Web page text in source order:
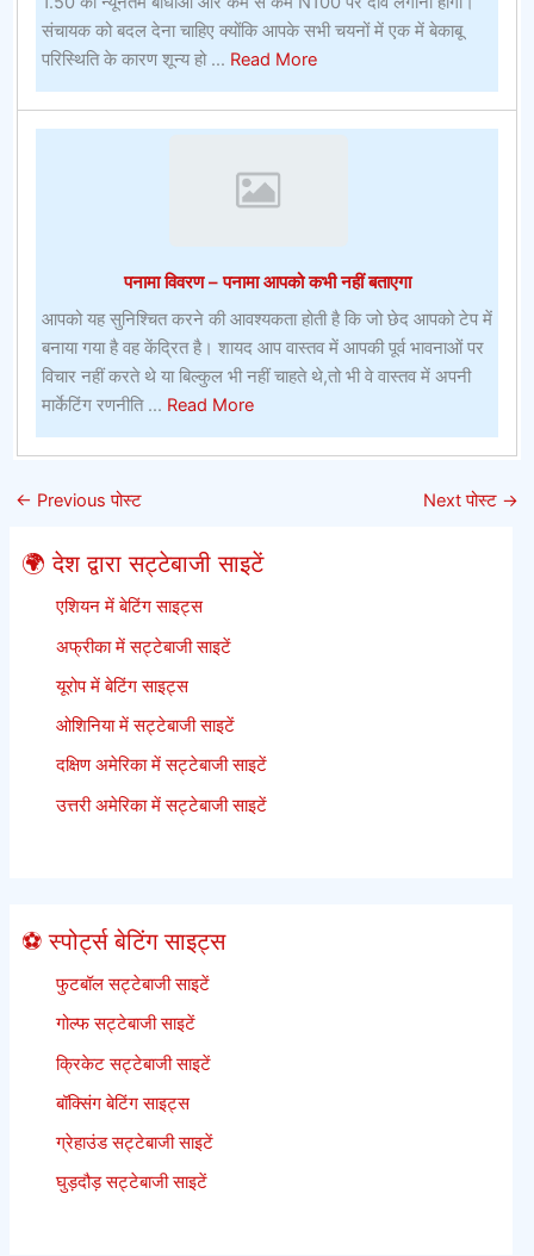
संचायक को बदल देना चाहिए क्योंकि आपके सभी चयनों में एक में बेकाबू
परिस्थिति के कारण शून्य हो ... Read Moreabout
मुक्केबाजी
का
केन्या
डार्ट्स
के
लिए
ऑनलाइन
पनामा विवरण – पनामा आपको कभी नहीं बताएगा
आपको यह सुनिश्चित करने की आवश्यकता होती है कि जो छेद आपको टेप में
बनाया गया है वह केंद्रित है। शायद आप वास्तव में आपकी पूर्व भावनाओं पर
विचार नहीं करते थे या बिल्कुल भी नहीं चाहते थे,तो भी वे वास्तव में अपनी
मार्केटिंग रणनीति ... Read Moreabout
पनामा
विवरण
आपको
कभी
← Previous पोस्ट Next पोस्ट →
🌍 देश द्वारा सट्टेबाजी साइटें
एशियन में बेटिंग साइट्स
अफ्रीका में सट्टेबाजी साइटें
यूरोप में बेटिंग साइट्स
ओशिनिया में सट्टेबाजी साइटें
दक्षिण अमेरिका में सट्टेबाजी साइटें
उत्तरी अमेरिका में सट्टेबाजी साइटें
⚽ स्पोर्ट्स बेटिंग साइट्स
फुटबॉल सट्टेबाजी साइटें
गोल्फ सट्टेबाजी साइटें
क्रिकेट सट्टेबाजी साइटें
बॉक्सिंग बेटिंग साइट्स
ग्रेहाउंड सट्टेबाजी साइटें
घुड़दौड़ सट्टेबाजी साइटें